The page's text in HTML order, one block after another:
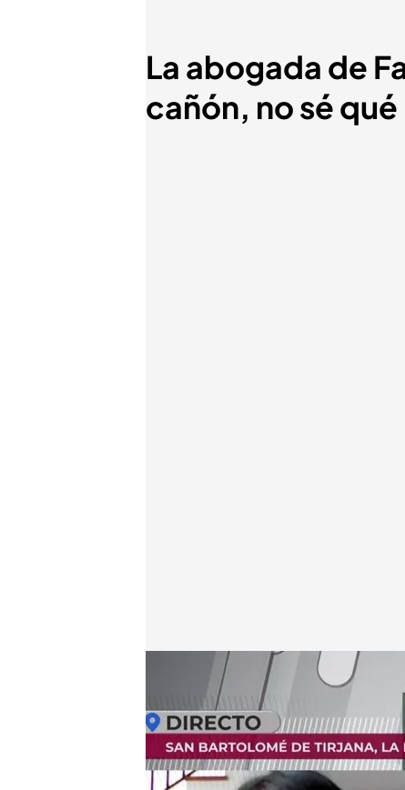
La abogada de
cañón, no sé
Naira Suárez, abogada de Fayna Bethencourt
En boca de todos
11 JUL 2024 - 13:49h.
Carlos Navarro 'El